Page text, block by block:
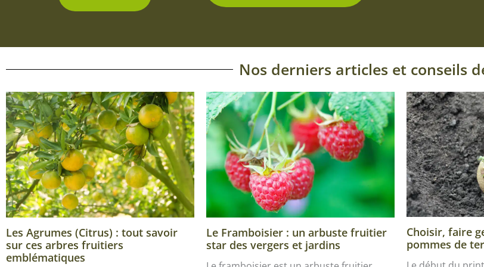
Nos derniers articles et conseils
Les Agrumes (Citrus) : tout savoir
sur ces arbres fruitiers
emblématiques
Le Framboisier : un arbuste fruitier
star des vergers et jardins
Choisir, faire
pommes de